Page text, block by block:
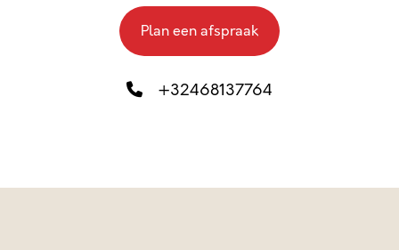
Plan een afspraak
+32468137764